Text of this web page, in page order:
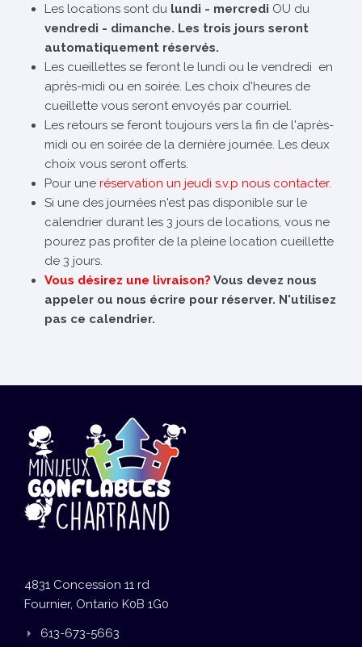
Les locations sont du lundi - mercredi OU du
vendredi - dimanche. Les trois jours seront
automatiquement réservés.
Les cueillettes se feront le lundi ou le vendredi en
après-midi ou en soirée. Les choix d'heures de
cueillette vous seront envoyés par courriel.
Les retours se feront toujours vers la fin de l'après-
midi ou en soirée de la dernière journée. Les deux
choix vous seront offerts.
Pour une réservation un jeudi s.v.p nous contacter.
Si une des journées n'est pas disponible sur le
calendrier durant les 3 jours de locations, vous ne
pourez pas profiter de la pleine location cueillette
de 3 jours.
Vous désirez une livraison? Vous devez nous
appeler ou nous écrire pour réserver. N'utilisez
pas ce calendrier.
4831 Concession 11 rd
Fournier, Ontario K0B 1G0
613-673-5663